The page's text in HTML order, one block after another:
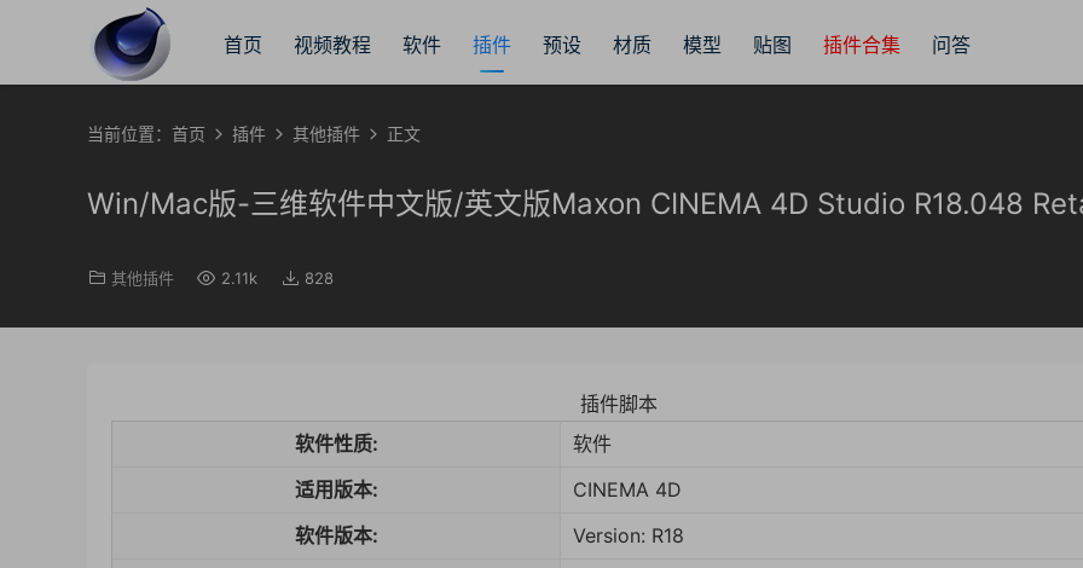
首页 视频教程 软件 插件 预设 材质 模型 贴图 插件合集 问答
当前位置： 首页 插件 其他插件 正文
Win/Mac版-三维软件中文版/英文版Maxon CINEMA 4D Studio R18.048
其他插件 2.11k 828
插件脚本
软件性质:
软件
适用版本:
CINEMA 4D
软件版本:
Version: R18